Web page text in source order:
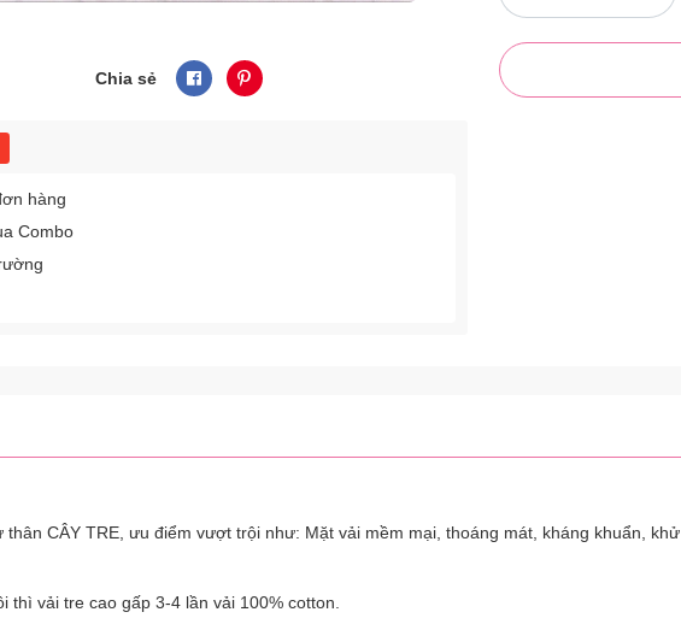
Chia sẻ
hàng
Combo
CÂY TRE, ưu điểm vượt trội như: Mặt vải mềm mại, thoáng mát, kháng khuẩn, khử
thì vải tre cao gấp 3-4 lần vải 100% cotton.